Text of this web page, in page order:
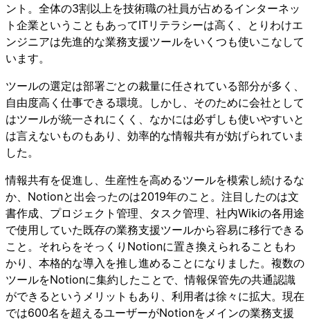
ント。全体の3割以上を技術職の社員が占めるインターネッ
ト企業ということもあってITリテラシーは高く、とりわけエ
ンジニアは先進的な業務支援ツールをいくつも使いこなして
います。
ツールの選定は部署ごとの裁量に任されている部分が多く、
自由度高く仕事できる環境。しかし、そのために会社として
はツールが統一されにくく、なかには必ずしも使いやすいと
は言えないものもあり、効率的な情報共有が妨げられていま
した。
情報共有を促進し、生産性を高めるツールを模索し続けるな
か、Notionと出会ったのは2019年のこと。注目したのは文
書作成、プロジェクト管理、タスク管理、社内Wikiの各用途
で使用していた既存の業務支援ツールから容易に移行できる
こと。それらをそっくりNotionに置き換えられることもわ
かり、本格的な導入を推し進めることになりました。複数の
ツールをNotionに集約したことで、情報保管先の共通認識
ができるというメリットもあり、利用者は徐々に拡大。現在
では600名を超えるユーザーがNotionをメインの業務支援